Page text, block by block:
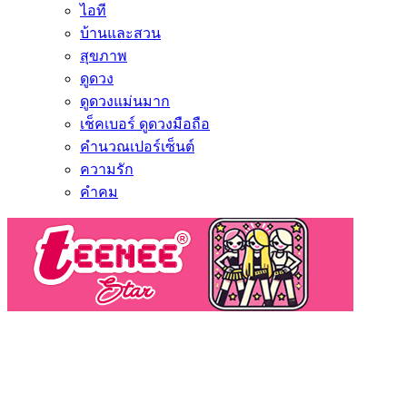
ไอที
บ้านและสวน
สุขภาพ
ดูดวง
ดูดวงแม่นมาก
เช็คเบอร์ ดูดวงมือถือ
คำนวณเปอร์เซ็นต์
ความรัก
คำคม